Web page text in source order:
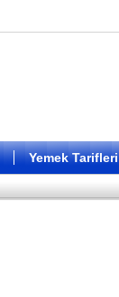
Yemek Tarifleri